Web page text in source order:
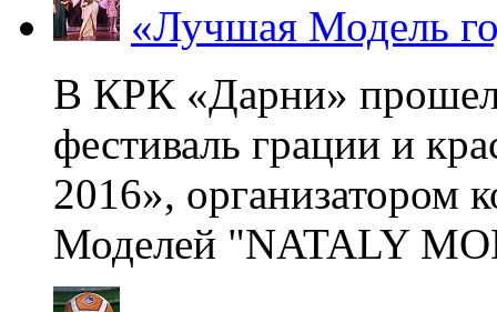
«Лучшая Модель
В КРК «Дарни»
фестиваль грации и
2016», организатором
Моделей "NATALY